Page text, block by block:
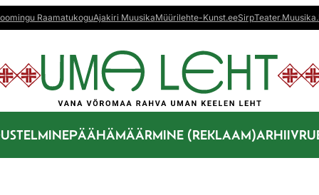
RaamatukoguAjakiri MuusikaMüürilehte-Kunst.eeSirp
TELMINEPÄÄHÄMÄÄRMINE (REKLAAM)ARHIIV